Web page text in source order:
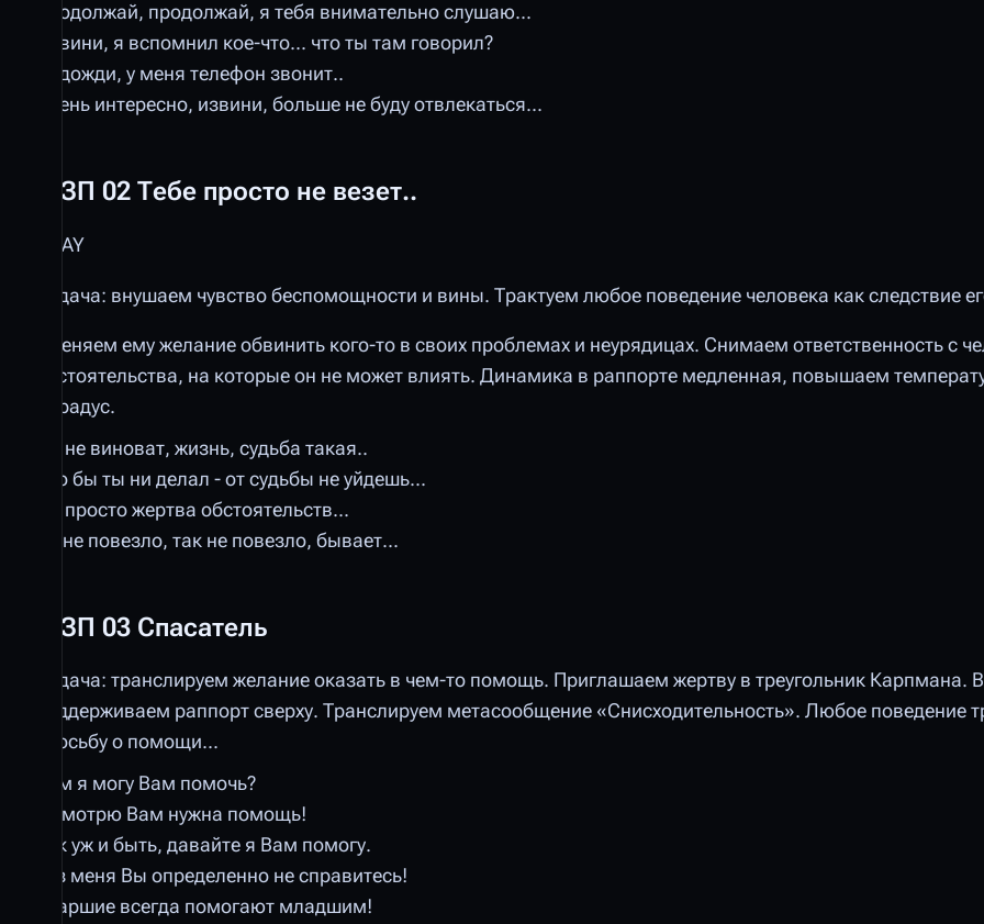
Продолжай, продолжай, я тебя внимательно слушаю...
Извини, я вспомнил кое-что... что ты там говорил?
Подожди, у меня телефон звонит..
Очень интересно, извини, больше не буду отвлекаться...
ШЗП 02 Тебе просто не везет..
OKAY
Задача: внушаем чувство беспомощности и вины. Трактуем любое поведение человека как следствие
Вменяем ему желание обвинить кого-то в своих проблемах и неурядицах. Снимаем ответственность с
обстоятельства, на которые он не может влиять. Динамика в раппорте медленная, повышаем
1 градус.
Ты не виноват, жизнь, судьба такая..
Что бы ты ни делал - от судьбы не уйдешь...
Ты просто жертва обстоятельств...
Ну не повезло, так не повезло, бывает...
ШЗП 03 Спасатель
Задача: транслируем желание оказать в чем-то помощь. Приглашаем жертву в треугольник Карпмана.
поддерживаем раппорт сверху. Транслируем метасообщение «Снисходительность». Любое поведение
просьбу о помощи...
Чем я могу Вам помочь?
Я смотрю Вам нужна помощь!
Так уж и быть, давайте я Вам помогу.
Без меня Вы определенно не справитесь!
Старшие всегда помогают младшим!